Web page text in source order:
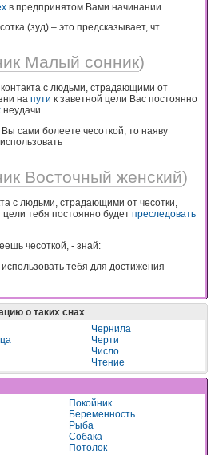
в предпринятом Вами начинании.
(зуд) – это предсказывает, чт
Малый сонник)
с людьми, страдающими от
на пути к заветной цели Вас постоянно
неудачи.
сами болеете чесоткой, то наяву
Восточный женский)
с людьми, страдающими от чесотки,
цели тебя постоянно будет преследовать
чесоткой, - знай:
тебя для достижения
о таких снах
Чернила
Черти
Число
Чтение
Покойник
Беременность
Рыба
Собака
Потолок